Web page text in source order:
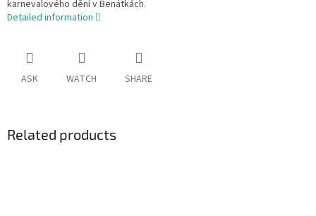
karnevalového dění v Benátkách.
Detailed information
ASK WATCH SHARE
Related products